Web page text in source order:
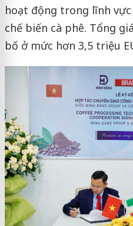
hoạt động trong lĩnh
chế biến cà phê. Tổng
bố ở mức hơn 3,5 triệu